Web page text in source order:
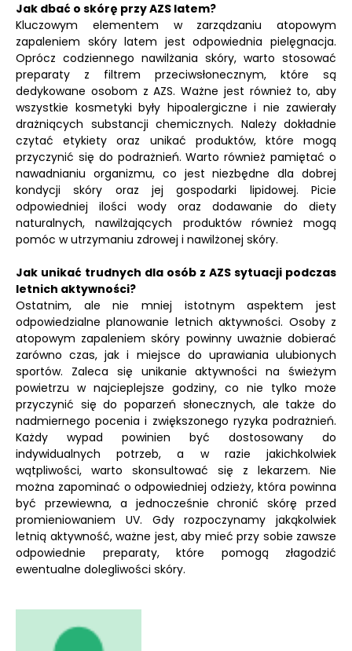
Jak dbać o skórę przy AZS latem?
Kluczowym elementem w zarządzaniu atopowym
zapaleniem skóry latem jest odpowiednia pielęgnacja.
Oprócz codziennego nawilżania skóry, warto stosować
preparaty z filtrem przeciwsłonecznym, które są
dedykowane osobom z AZS. Ważne jest również to, aby
wszystkie kosmetyki były hipoalergiczne i nie zawierały
drażniących substancji chemicznych. Należy dokładnie
czytać etykiety oraz unikać produktów, które mogą
przyczynić się do podrażnień. Warto również pamiętać o
nawadnianiu organizmu, co jest niezbędne dla dobrej
kondycji skóry oraz jej gospodarki lipidowej. Picie
odpowiedniej ilości wody oraz dodawanie do diety
naturalnych, nawilżających produktów również mogą
pomóc w utrzymaniu zdrowej i nawilżonej skóry.
Jak unikać trudnych dla osób z AZS sytuacji podczas
letnich aktywności?
Ostatnim, ale nie mniej istotnym aspektem jest
odpowiedzialne planowanie letnich aktywności. Osoby z
atopowym zapaleniem skóry powinny uważnie dobierać
zarówno czas, jak i miejsce do uprawiania ulubionych
sportów. Zaleca się unikanie aktywności na świeżym
powietrzu w najcieplejsze godziny, co nie tylko może
przyczynić się do poparzeń słonecznych, ale także do
nadmiernego pocenia i zwiększonego ryzyka podrażnień.
Każdy wypad powinien być dostosowany do
indywidualnych potrzeb, a w razie jakichkolwiek
wątpliwości, warto skonsultować się z lekarzem. Nie
można zapominać o odpowiedniej odzieży, która powinna
być przewiewna, a jednocześnie chronić skórę przed
promieniowaniem UV. Gdy rozpoczynamy jakąkolwiek
letnią aktywność, ważne jest, aby mieć przy sobie zawsze
odpowiednie preparaty, które pomogą złagodzić
ewentualne dolegliwości skóry.